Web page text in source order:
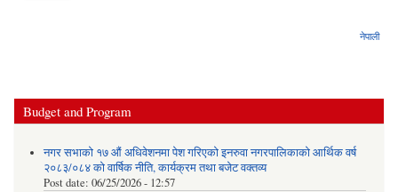
नेपाली
Budget and Program
नगर सभाको १७ औं अधिवेशनमा पेश गरिएको इनरुवा नगरपालिकाको आर्थिक वर्ष
२०८३/०८४ को वार्षिक नीति, कार्यक्रम तथा बजेट वक्तव्य
Post date: 06/25/2026 - 12:57